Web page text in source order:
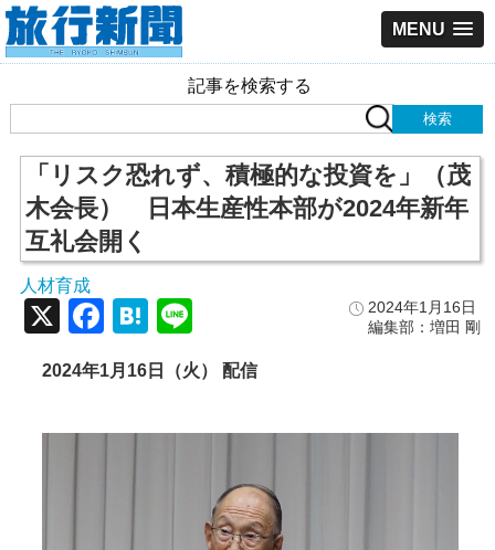
MENU
記事を検索する
「リスク恐れず、積極的な投資を」（茂
木会長） 日本生産性本部が2024年新年
互礼会開く
人材育成
2024年1月16日
編集部：増田 剛
X Facebook
Hatena
2024年1月16日（火） 配信